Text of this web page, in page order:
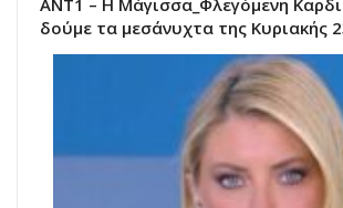
ΑΝΤ1 – Η Μάγισσα_Φλεγόμενη
δούμε τα μεσάνυχτα της Κυριακής